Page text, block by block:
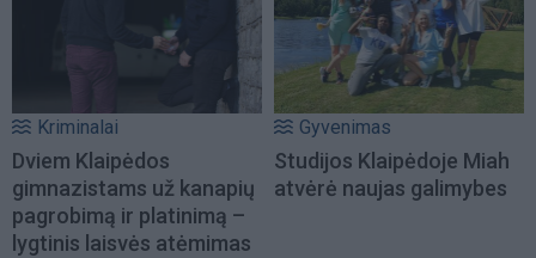
Kriminalai
Dviem Klaipėdos
gimnazistams už kanapių
pagrobimą ir platinimą –
lygtinis laisvės atėmimas
Gyvenimas
Studijos Klaipėdoje Miah
atvėrė naujas galimybes